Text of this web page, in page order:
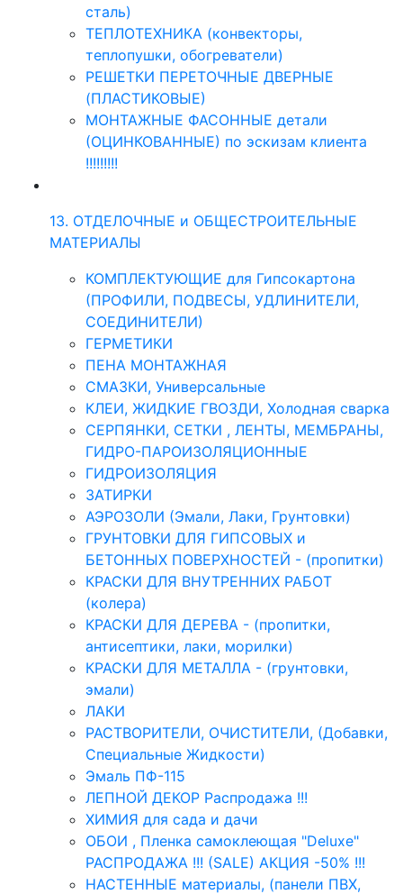
сталь)
ТЕПЛОТЕХНИКА (конвекторы,
теплопушки, обогреватели)
РЕШЕТКИ ПЕРЕТОЧНЫЕ ДВЕРНЫЕ
(ПЛАСТИКОВЫЕ)
МОНТАЖНЫЕ ФАСОННЫЕ детали
(ОЦИНКОВАННЫЕ) по эскизам клиента
!!!!!!!!!
13. ОТДЕЛОЧНЫЕ и ОБЩЕСТРОИТЕЛЬНЫЕ
МАТЕРИАЛЫ
КОМПЛЕКТУЮЩИЕ для Гипсокартона
(ПРОФИЛИ, ПОДВЕСЫ, УДЛИНИТЕЛИ,
СОЕДИНИТЕЛИ)
ГЕРМЕТИКИ
ПЕНА МОНТАЖНАЯ
СМАЗКИ, Универсальные
КЛЕИ, ЖИДКИЕ ГВОЗДИ, Холодная сварка
СЕРПЯНКИ, СЕТКИ , ЛЕНТЫ, МЕМБРАНЫ,
ГИДРО-ПАРОИЗОЛЯЦИОННЫЕ
ГИДРОИЗОЛЯЦИЯ
ЗАТИРКИ
АЭРОЗОЛИ (Эмали, Лаки, Грунтовки)
ГРУНТОВКИ ДЛЯ ГИПСОВЫХ и
БЕТОННЫХ ПОВЕРХНОСТЕЙ - (пропитки)
КРАСКИ ДЛЯ ВНУТРЕННИХ РАБОТ
(колера)
КРАСКИ ДЛЯ ДЕРЕВА - (пропитки,
антисептики, лаки, морилки)
КРАСКИ ДЛЯ МЕТАЛЛА - (грунтовки,
эмали)
ЛАКИ
РАСТВОРИТЕЛИ, ОЧИСТИТЕЛИ, (Добавки,
Специальные Жидкости)
Эмаль ПФ-115
ЛЕПНОЙ ДЕКОР Распродажа !!!
ХИМИЯ для сада и дачи
ОБОИ , Пленка самоклеющая "Deluxe"
РАСПРОДАЖА !!! (SALE) АКЦИЯ -50% !!!
НАСТЕННЫЕ материалы, (панели ПВХ,